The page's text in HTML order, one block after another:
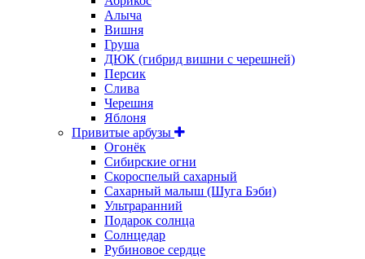
Алыча
Вишня
Груша
ДЮК (гибрид вишни с черешней)
Персик
Слива
Черешня
Яблоня
Привитые арбузы
Огонёк
Сибирские огни
Скороспелый сахарный
Сахарный малыш (Шуга Бэби)
Ультраранний
Подарок солнца
Солнцедар
Рубиновое сердце